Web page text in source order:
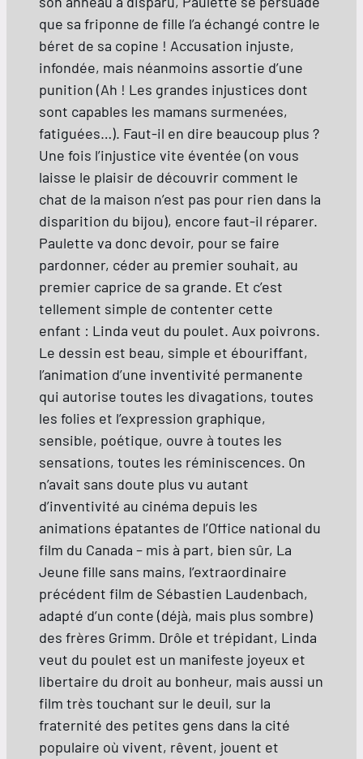
que sa friponne de fille l’a échangé contre le
béret de sa copine ! Accusation injuste,
infondée, mais néanmoins assortie d’une
punition (Ah ! Les grandes injustices dont
sont capables les mamans surmenées,
fatiguées…). Faut-il en dire beaucoup plus ?
Une fois l’injustice vite éventée (on vous
laisse le plaisir de découvrir comment le
chat de la maison n’est pas pour rien dans la
disparition du bijou), encore faut-il réparer.
Paulette va donc devoir, pour se faire
pardonner, céder au premier souhait, au
premier caprice de sa grande. Et c’est
tellement simple de contenter cette
enfant : Linda veut du poulet. Aux poivrons.
Le dessin est beau, simple et ébouriffant,
l’animation d’une inventivité permanente
qui autorise toutes les divagations, toutes
les folies et l’expression graphique,
sensible, poétique, ouvre à toutes les
sensations, toutes les réminiscences. On
n’avait sans doute plus vu autant
d’inventivité au cinéma depuis les
animations épatantes de l’Office national du
film du Canada – mis à part, bien sûr, La
Jeune fille sans mains, l’extraordinaire
précédent film de Sébastien Laudenbach,
adapté d’un conte (déjà, mais plus sombre)
des frères Grimm. Drôle et trépidant, Linda
veut du poulet est un manifeste joyeux et
libertaire du droit au bonheur, mais aussi un
film très touchant sur le deuil, sur la
fraternité des petites gens dans la cité
populaire où vivent, rêvent, jouent et